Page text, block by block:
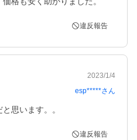
違反報告
2023/1/4
esp*****さん
思います。。
違反報告